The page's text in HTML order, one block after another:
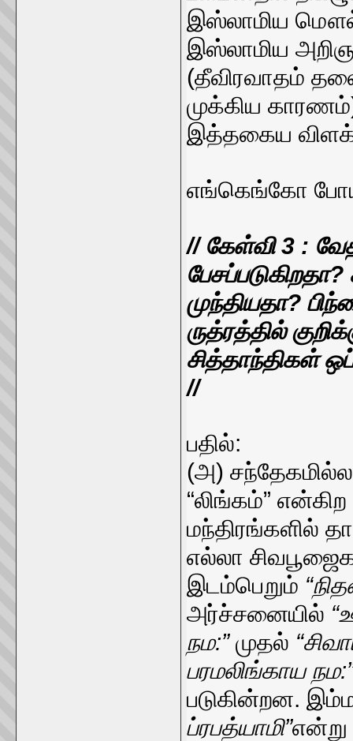
இஸ்லாமிய
இஸ்லாமிய
(தீவிரவாதம்
முக்கிய
இத்தகைய
எங்கெங்கோ
// கேள்வி 3 :
முந்தியதா?
ருத்ரத்தில்
சித்தாந்திகள்
//
பதில்:
(அ)
“லிங்கம்”
மந்திரங்களில்
எல்லா
இடம்பெறும்
அர்ச்சனையில்
நம:”முதல்
பரமலிங்காய
படுகின்றன.
ப்ரபத்யாமி”